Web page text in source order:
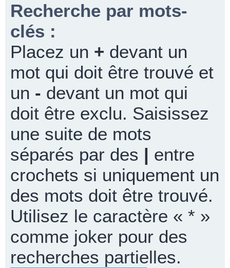
Recherche par mots-
clés :
Placez un + devant un
mot qui doit être trouvé et
un - devant un mot qui
doit être exclu. Saisissez
une suite de mots
séparés par des | entre
crochets si uniquement un
des mots doit être trouvé.
Utilisez le caractère « * »
comme joker pour des
recherches partielles.